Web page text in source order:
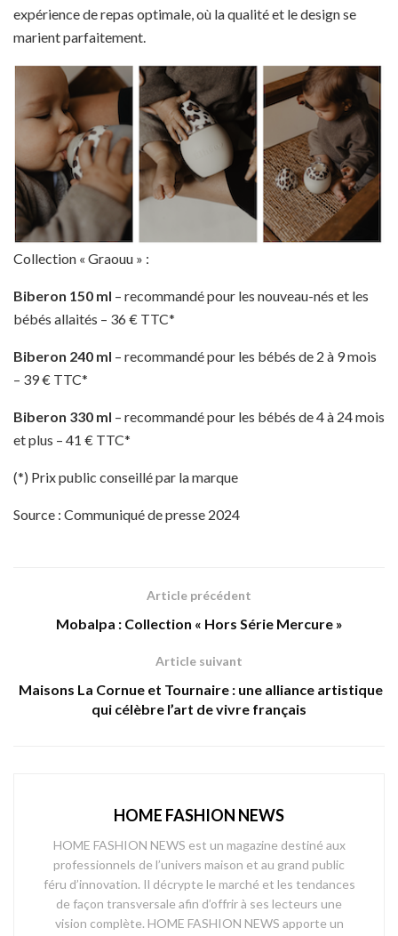
expérience de repas optimale, où la qualité et le design se
marient parfaitement.
Collection « Graouu » :
Biberon 150 ml – recommandé pour les nouveau-nés et les
bébés allaités – 36 € TTC*
Biberon 240 ml – recommandé pour les bébés de 2 à 9 mois
– 39 € TTC*
Biberon 330 ml – recommandé pour les bébés de 4 à 24 mois
et plus – 41 € TTC*
(*) Prix public conseillé par la marque
Source : Communiqué de presse 2024
Article précédent
Mobalpa : Collection « Hors Série Mercure »
Article suivant
Maisons La Cornue et Tournaire : une alliance artistique
qui célèbre l’art de vivre français
HOME FASHION NEWS
HOME FASHION NEWS est un magazine destiné aux
professionnels de l’univers maison et au grand public
féru d’innovation. Il décrypte le marché et les tendances
de façon transversale afin d’offrir à ses lecteurs une
vision complète. HOME FASHION NEWS apporte un